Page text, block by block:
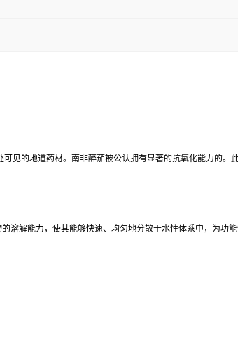
见的地道药材。南非醉茄被公认拥有显著的抗氧化能力的。
溶解能力，使其能够快速、均匀地分散于水性体系中，为功